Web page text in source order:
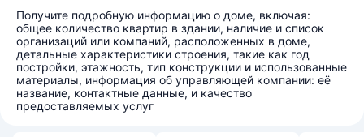
Получите подробную информацию о доме, включая:
общее количество квартир в здании, наличие и список
организаций или компаний, расположенных в доме,
детальные характеристики строения, такие как год
постройки, этажность, тип конструкции и использованные
материалы, информация об управляющей компании: её
название, контактные данные, и качество
предоставляемых услуг